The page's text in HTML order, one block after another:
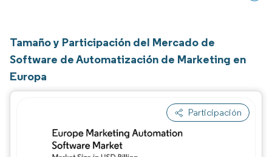
Tamaño y Participación del Mercado de
Software de Automatización de Marketing en
Europa
Participación